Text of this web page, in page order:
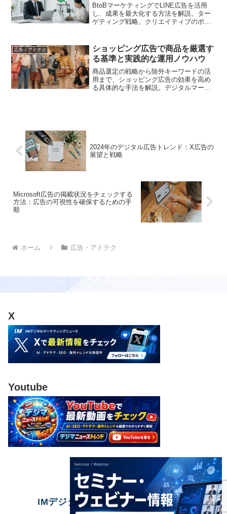
BtoBマーケティングでLINE広告を活用
し、成果を最大化する方法を解説。ター
ゲティング戦略、クリエイティブのポイ
広告・アドテク
ショッピング広告で商品を厳選す
る基準と実践的な運用ノウハウ
商品選定の戦略から除外キーワードの活
用まで、ショッピング広告の効果を高め
る具体的な手法を解説。デジタルマーケ
2024年のデジタル広告トレンド：X広告の
展望と戦略
Microsoft広告の掲載状況をチェックする
方法：広告の可視性を確保するための手
順
ホーム 広告・アドテク
X
Youtube
IMデジタルマーケティングニュース